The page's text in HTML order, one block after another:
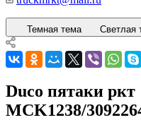
Темная тема Светлая
Duco пятаки ркт
MCK1238/